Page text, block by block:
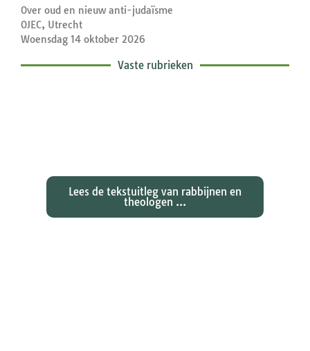
Over oud en nieuw anti-judaïsme
OJEC, Utrecht
Woensdag 14 oktober 2026
Vaste rubrieken
Lees de tekstuitleg van rabbijnen en
theologen ...